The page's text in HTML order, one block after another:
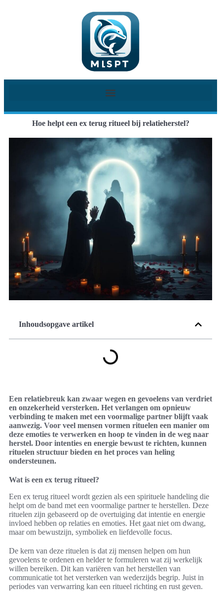
Hoe helpt een ex terug ritueel bij relatieherstel?
Inhoudsopgave artikel
Een relatiebreuk kan zwaar wegen en gevoelens van verdriet
en onzekerheid versterken. Het verlangen om opnieuw
verbinding te maken met een voormalige partner blijft vaak
aanwezig. Voor veel mensen vormen rituelen een manier om
deze emoties te verwerken en hoop te vinden in de weg naar
herstel. Door intenties en energie bewust te richten, kunnen
rituelen structuur bieden en het proces van heling
ondersteunen.
Wat is een ex terug ritueel?
Een ex terug ritueel wordt gezien als een spirituele handeling die
helpt om de band met een voormalige partner te herstellen. Deze
rituelen zijn gebaseerd op de overtuiging dat intentie en energie
invloed hebben op relaties en emoties. Het gaat niet om dwang,
maar om bewustzijn, symboliek en liefdevolle focus.
De kern van deze rituelen is dat zij mensen helpen om hun
gevoelens te ordenen en helder te formuleren wat zij werkelijk
willen bereiken. Dit kan variëren van het herstellen van
communicatie tot het versterken van wederzijds begrip. Juist in
periodes van verwarring kan een ritueel richting en rust geven.